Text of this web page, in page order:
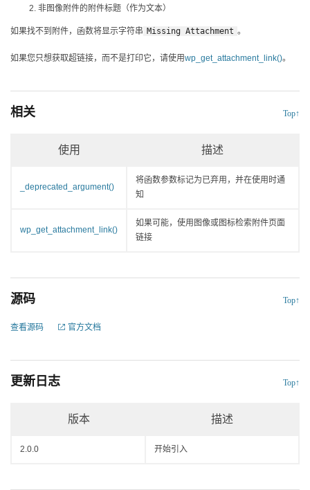
非图像附件的附件标题（作为文本）
如果找不到附件，函数将显示字符串 Missing Attachment 。
如果您只想获取超链接，而不是打印它，请使用wp_get_attachment_link()。
相关 Top↑
使用 描述
_deprecated_argument()
将函数参数标记为已弃用，并在使用时通
知
wp_get_attachment_link()
如果可能，使用图像或图标检索附件页面
链接
源码 Top↑
查看源码 官方文档
更新日志 Top↑
版本 描述
2.0.0 开始引入